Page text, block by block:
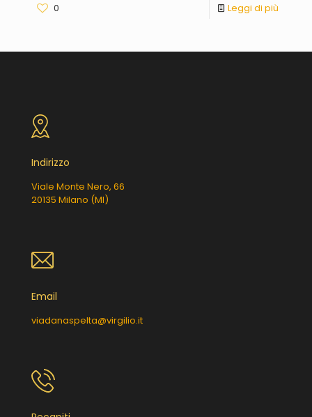
0 Leggi di più
Indirizzo
Viale Monte Nero, 66
20135 Milano (MI)
Email
viadanaspelta@virgilio.it